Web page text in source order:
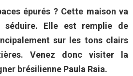
épurés ? Cette maison va
séduire. Elle est remplie de
sur les tons clairs
Venez donc visiter la
brésilienne Paula Raia.